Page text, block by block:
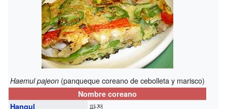
Haemul pajeon (panqueque coreano de cebolleta y marisco)
Nombre coreano
Hangul
파전